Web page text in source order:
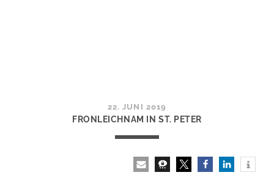
22. JUNI 2019
FRONLEICHNAM IN ST. PETER